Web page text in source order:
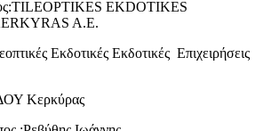
EKDOTIKES
A.E.
Εκδοτικές Εκδοτικές Επιχειρήσεις
Κερκύρας